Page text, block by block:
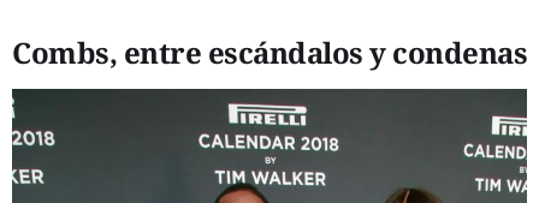
Combs, entre escándalos y condenas